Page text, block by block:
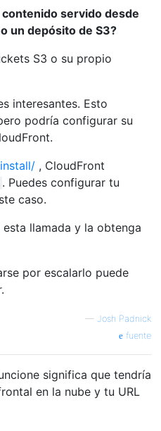
servido desde
un depósito de S3?
S3 o su propio
interesantes. Esto
podría configurar su
, CloudFront
. Puedes configurar tu
caso.
llamada y la obtenga
por escalarlo puede
— Josh Padnick
fuente
significa que tendría
en la nube y tu URL